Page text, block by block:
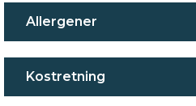
Allergener
Kostretning